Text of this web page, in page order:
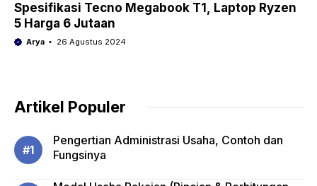
Spesifikasi Tecno Megabook T1, Laptop Ryzen
5 Harga 6 Jutaan
Arya 26 Agustus 2024
Artikel Populer
Pengertian Administrasi Usaha, Contoh dan
Fungsinya